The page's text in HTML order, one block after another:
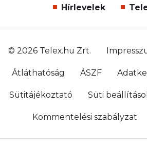
Hírlevelek
© 2026 Telex.hu Zrt.
Átláthatóság ÁSZF
Sütitájékoztató Süti
Kommentelési szabályzat